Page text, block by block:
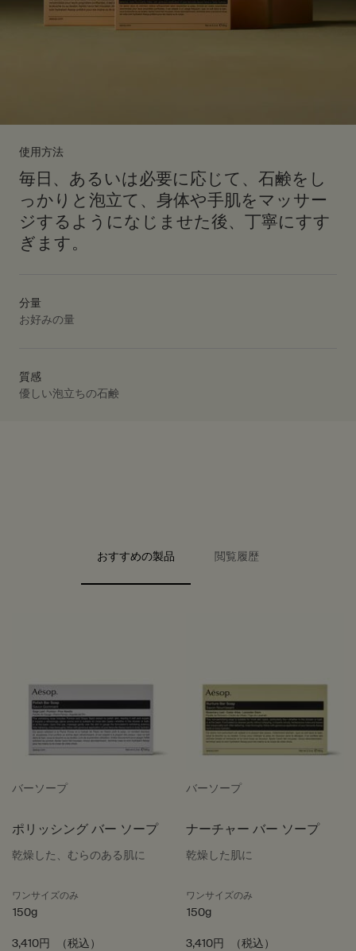
使用方法
毎日、あるいは必要に応じて、石鹸をし
っかりと泡立て、身体や手肌をマッサー
ジするようになじませた後、丁寧にすす
ぎます。
分量
お好みの量
質感
優しい泡立ちの石鹸
PDP carousel with text
PDP Video Flowplayer just on mobile
おすすめの製品 閲覧履歴
バーソープ
ポリッシング バー ソープ
乾燥した、むらのある肌に
ワンサイズのみ
150g
3,410円 （税込）
バーソープ
ナーチャー バー ソープ
乾燥した肌に
ワンサイズのみ
150g
3,410円 （税込）